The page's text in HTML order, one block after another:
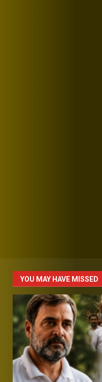
YOU MAY HAVE MISSED